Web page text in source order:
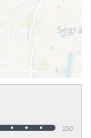
150